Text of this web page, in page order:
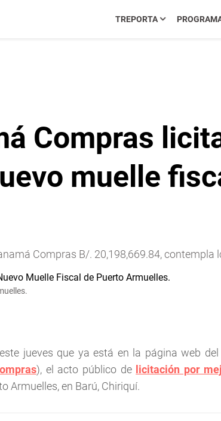
TREPORTA
Compras
muelle
Compras B/. 20,198,669.84,
jueves que ya está en la página web del
), el acto público de licitación por
Armuelles, en Barú, Chiriquí.